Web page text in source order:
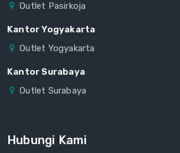
Outlet Pasirkoja
Kantor Yogyakarta
Outlet Yogyakarta
Kantor Surabaya
Outlet Surabaya
Hubungi Kami